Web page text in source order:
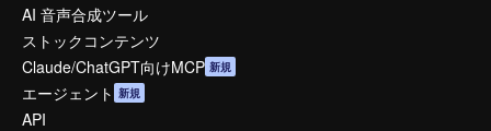
AI 音声合成ツール
ストックコンテンツ
Claude/ChatGPT向けMCP 新規
エージェント 新規
API